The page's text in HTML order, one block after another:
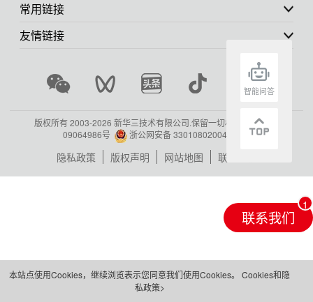
常用链接
友情链接
版权所有 2003-2026 新华三技术有限公司.保留一切权利.
浙ICP备
09064986号
浙公网安备 33010802004416号
隐私政策 版权声明 网站地图 联系我们
联系我们
本站点使用Cookies，继续浏览表示您同意我们使用Cookies。 Cookies和隐
私政策>
智能问答